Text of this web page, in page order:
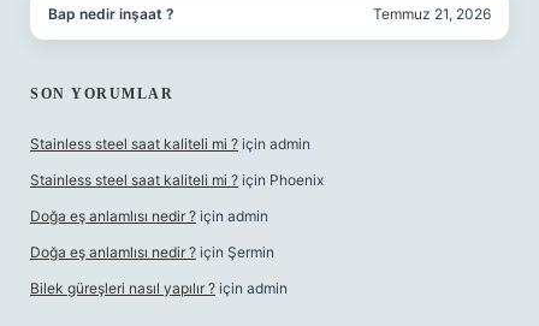
Bap nedir inşaat ? Temmuz 21, 2026
SON YORUMLAR
Stainless steel saat kaliteli mi ? için admin
Stainless steel saat kaliteli mi ? için Phoenix
Doğa eş anlamlısı nedir ? için admin
Doğa eş anlamlısı nedir ? için Şermin
Bilek güreşleri nasıl yapılır ? için admin